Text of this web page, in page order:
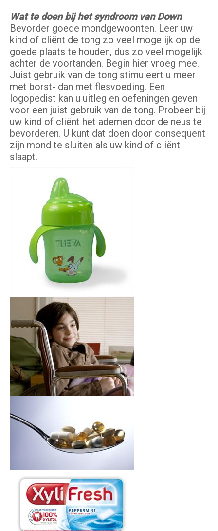
Wat te doen bij het syndroom van Down
Bevorder goede mondgewoonten. Leer uw
kind of cliënt de tong zo veel mogelijk op de
goede plaats te houden, dus zo veel mogelijk
achter de voortanden. Begin hier vroeg mee.
Juist gebruik van de tong stimuleert u meer
met borst- dan met flesvoeding. Een
logopedist kan u uitleg en oefeningen geven
voor een juist gebruik van de tong. Probeer bij
uw kind of cliënt het ademen door de neus te
bevorderen. U kunt dat doen door consequent
zijn mond te sluiten als uw kind of cliënt
slaapt.